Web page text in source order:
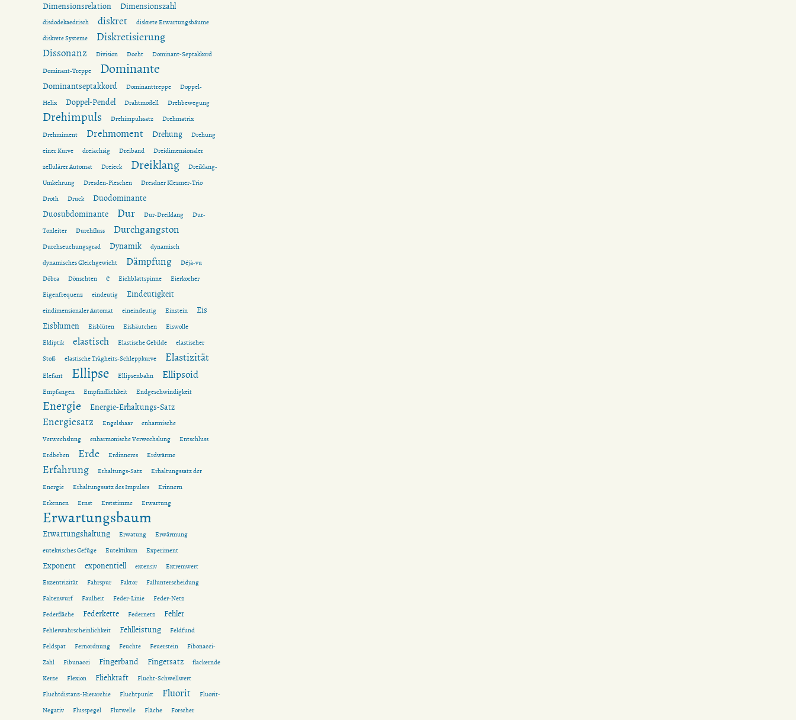
Dimensionsrelation
Dimensionszahl
disdodekaedrisch diskret
diskrete Erwartungsbäume
diskrete Systeme
Diskretisierung
Dissonanz Division Docht
Dominant-Septakkord
Dominant-Treppe
Dominante
Dominantseptakkord Dominanttreppe
Doppel-
Helix
Doppel-Pendel Drahtmodell Drehbewegung
Drehimpuls Drehimpulssatz
Drehmatrix
Drehmiment
Drehmoment Drehung
Drehung
einer Kurve
dreiachsig Dreiband
Dreidimensionaler
zellulärer Automat
Dreieck Dreiklang
Dreiklang-
Umkehrung
Dresden-Pieschen
Dresdner Klezmer-Trio
Droth
Druck
Duodominante
Duosubdominante
Dur Dur-Dreiklang
Dur-
Tonleiter
Durchfluss Durchgangston
Durchseuchungsgrad Dynamik
dynamisch
dynamisches Gleichgewicht
Dämpfung
Déjà-vu
Döbra
Dönschten e Eichblattspinne
Eierkocher
Eigenfrequenz
eindeutig Eindeutigkeit
eindimensionaler Automat eineindeutig Einstein
Eis
Eisblumen
Eisblüten Eishäutchen
Eiswolle
Ekliptik
elastisch Elastische Gebilde
elastischer
Stoß
elastische Trägheits-Schleppkurve Elastizität
Elefant Ellipse Ellipsenbahn Ellipsoid
Empfangen Empfindlichkeit Endgeschwindigkeit
Energie Energie-Erhaltungs-Satz
Energiesatz Engelshaar
enharmische
Verwechslung
enharmonische Verwechslung
Entschluss
Erdbeben
Erde Erdinneres Erdwärme
Erfahrung Erhaltungs-Satz
Erhaltungssatz der
Energie
Erhaltungssatz des Impulses
Erinnern
Erkennen
Ernst Erststimme Erwartung
Erwartungsbaum
Erwartungshaltung Erwatung
Erwärmung
eutekrisches Gefüge
Eutektikum Experiment
Exponent exponentiell extensiv
Extremwert
Exzentrizität
Fahrspur Faktor
Fallunterscheidung
Faltenwurf
Faulheit Feder-Linie
Feder-Netz
Federfläche
Federkette Federnetz Fehler
Fehlerwahrscheinlichkeit Fehlleistung
Feldfund
Feldspat
Fernordnung Feuchte Feuerstein
Fibonacci-
Zahl
Fibunacci Fingerband Fingersatz
flackernde
Kerze
Flexion Fliehkraft
Flucht-Schwellwert
Fluchtdistanz-Hierarchie
Fluchtpunkt Fluorit
Fluorit-
Negativ
Flusspegel Flutwelle Fläche Forscher